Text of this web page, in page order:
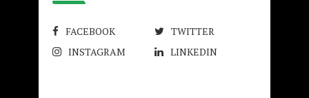
FACEBOOK
TWITTER
INSTAGRAM
LINKEDIN